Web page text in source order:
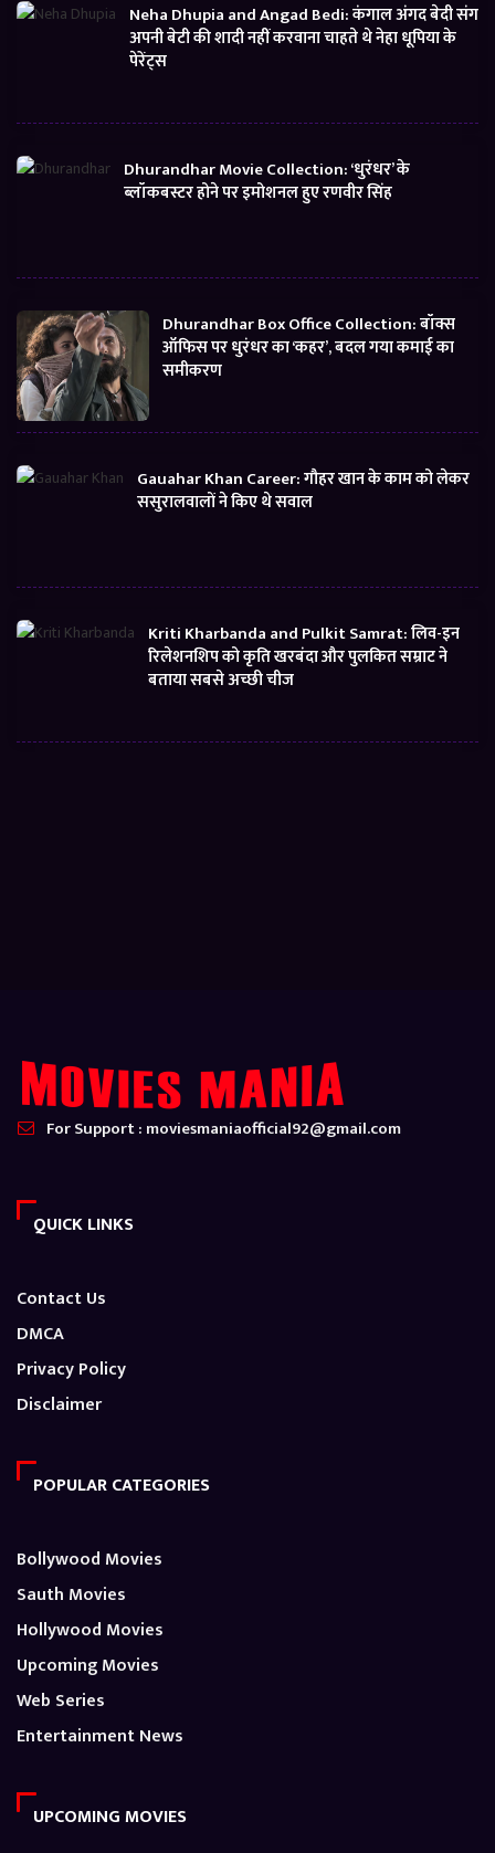
Neha Dhupia and Angad Bedi: कंगाल अंगद बेदी संग
अपनी बेटी की शादी नहीं करवाना चाहते थे नेहा धूपिया के
पेरेंट्स
Dhurandhar Movie Collection: ‘धुरंधर’ के
ब्लॉकबस्टर होने पर इमोशनल हुए रणवीर सिंह
Dhurandhar Box Office Collection: बॉक्स
ऑफिस पर धुरंधर का ‘कहर’, बदल गया कमाई का
समीकरण
Gauahar Khan Career: गौहर खान के काम को लेकर
ससुरालवालों ने किए थे सवाल
Kriti Kharbanda and Pulkit Samrat: लिव-इन
रिलेशनशिप को कृति खरबंदा और पुलकित सम्राट ने
बताया सबसे अच्छी चीज
For Support : moviesmaniaofficial92@gmail.com
QUICK LINKS
Contact Us
DMCA
Privacy Policy
Disclaimer
POPULAR CATEGORIES
Bollywood Movies
Sauth Movies
Hollywood Movies
Upcoming Movies
Web Series
Entertainment News
UPCOMING MOVIES